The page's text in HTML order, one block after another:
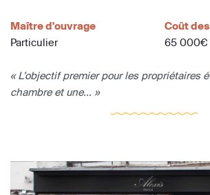
Maître d'ouvrage
Particulier
Coût
65 000€
« L’objectif premier pour les propriétaires
chambre et une... »